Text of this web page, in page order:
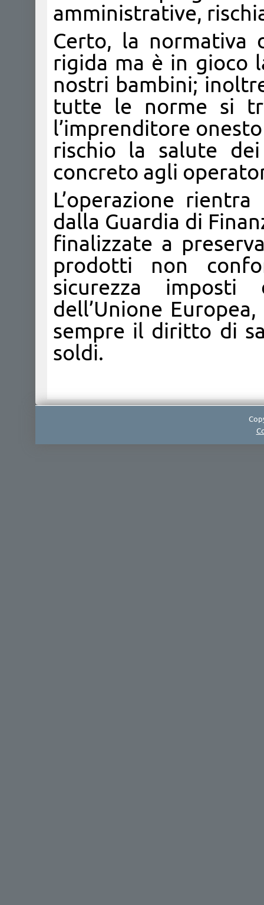
amministrative,
Certo, la normativa
rigida ma è in gioco
nostri bambini;
tutte le norme si
l’imprenditore
rischio la salute
concreto agli
L’operazione
dalla Guardia di
finalizzate a
prodotti non
sicurezza
dell’Unione
sempre il diritto di
soldi.